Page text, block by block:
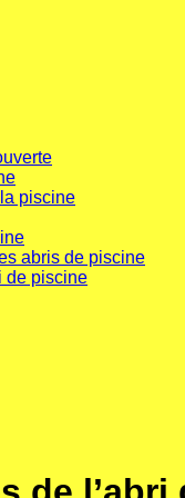
piscine
abris de piscine
de piscine